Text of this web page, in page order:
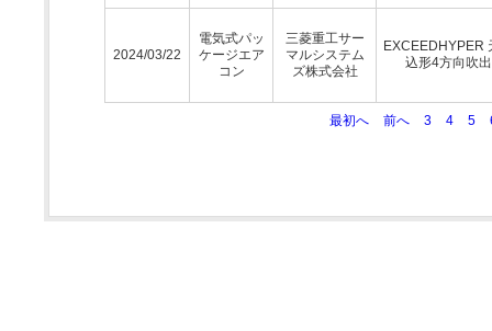
2024/03/22
電気式パッ
ケージエア
コン
三菱重工サー
マルシステム
ズ株式会社
EXCEEDHYPER
込形4方向吹
最初へ 前へ 3 4 5